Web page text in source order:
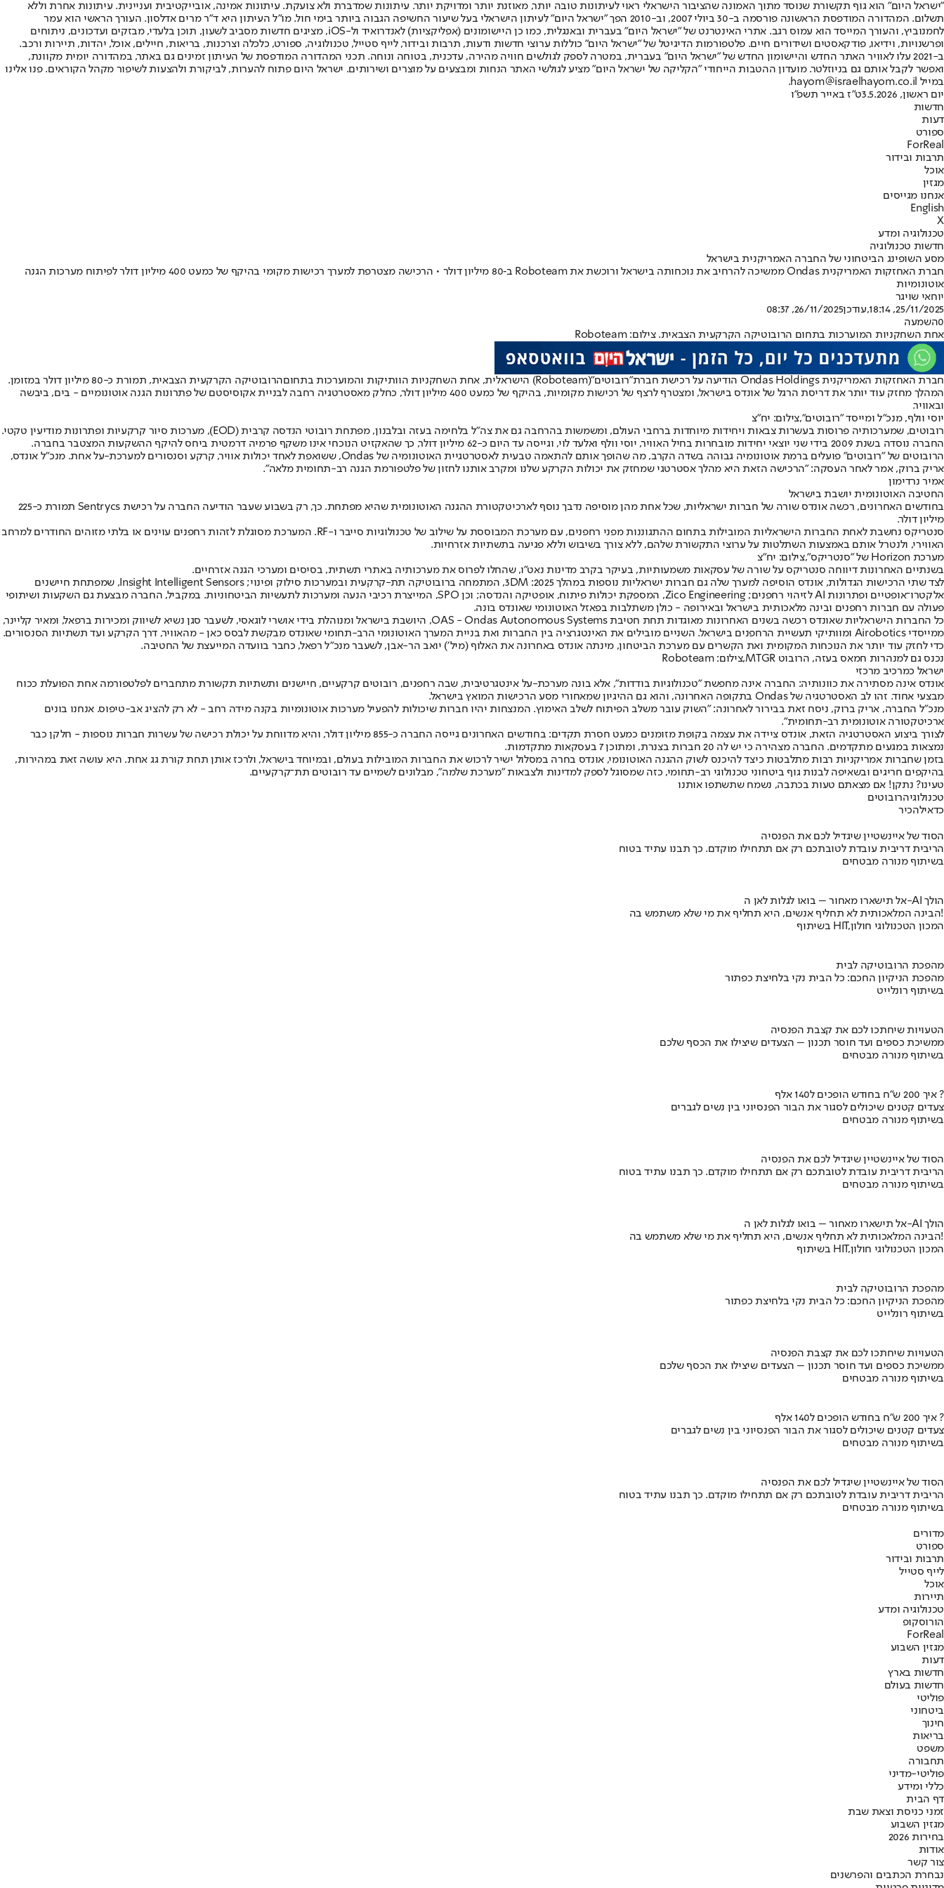
"ישראל היום" הוא גוף תקשורת שנוסד מתוך האמונה שהציבור הישראלי ראוי לעיתונות טובה יותר, מאוזנת יותר ומדויקת יותר. עיתונות שמדברת ולא צועקת. עיתונות אמינה, אובייקטיבית ועניינית. עיתונות אחרת וללא
תשלום. המהדורה המודפסת הראשונה פורסמה ב-30 ביולי 2007, וב-2010 הפך "ישראל היום" לעיתון הישראלי בעל שיעור החשיפה הגבוה ביותר בימי חול. מו"ל העיתון היא ד"ר מרים אדלסון. העורך הראשי הוא עמר
לחמנוביץ, והעורך המייסד הוא עמוס רגב. אתרי האינטרנט של "ישראל היום" בעברית ובאנגלית, כמו כן היישומונים (אפליקציות) לאנדרואיד ול-iOS, מציגים חדשות מסביב לשעון, תוכן בלעדי, מבזקים ועדכונים, ניתוחים
ופרשנויות, וידיאו, פודקאסטים ושידורים חיים. פלטפורמות הדיגיטל של "ישראל היום" כוללות ערוצי חדשות ודעות, תרבות ובידור, לייף סטייל, טכנולוגיה, ספורט, כלכלה וצרכנות, בריאות, חיילים, אוכל, יהדות, תיירות ורכב.
ב-2021 עלו לאוויר האתר החדש והיישומון החדש של "ישראל היום" בעברית, במטרה לספק לגולשים חוויה מהירה, עדכנית, בטוחה ונוחה. תכני המהדורה המודפסת של העיתון זמינים גם באתר, במהדורה יומית מקוונת,
ואפשר לקבל אותם גם בניוזלטר. מועדון ההטבות הייחודי "הקליקה של ישראל היום" מציע לגולשי האתר הנחות ומבצעים על מוצרים ושירותים. ישראל היום פתוח להערות, לביקורת ולהצעות לשיפור מקהל הקוראים. פנו אלינו
במייל hayom@israelhayom.co.il.
יום ראשון, 3.5.2026
ט"ז באייר תשפ"ו
חדשות
דעות
ספורט
ForReal
תרבות ובידור
אוכל
מגזין
אנחנו מגייסים
English
X
טכנולוגיה ומדע
חדשות טכנולוגיה
מסע השופינג הביטחוני של החברה האמריקנית בישראל
חברת האחזקות האמריקנית Ondas ממשיכה להרחיב את נוכחותה בישראל ורוכשת את Roboteam ב‑80 מיליון דולר • הרכישה מצטרפת למערך רכישות מקומי בהיקף של כמעט 400 מיליון דולר לפיתוח מערכות הגנה
אוטונומיות
יוחאי שויגר
25/11/2025, 18:14
,עודכן26/11/2025, 08:37
0השמעה
אחת השחקניות המוערכות בתחום הרובוטיקה הקרקעית הצבאית. צילום: Roboteam
חברת האחזקות האמריקנית Ondas Holdings הודיעה על רכישת חברת "רובוטים"(Roboteam) הישראלית, אחת השחקניות הוותיקות והמוערכות בתחום הרובוטיקה הקרקעית הצבאית, תמורת כ-80 מיליון דולר במזומן.
המהלך מחזק עוד יותר את דריסת הרגל של אונדס בישראל, ומצטרף לרצף של רכישות מקומיות, בהיקף של כמעט 400 מיליון דולר, כחלק מאסטרטגיה רחבה לבניית אקוסיסטם של פתרונות הגנה אוטונומיים - בים, ביבשה
ובאוויר.
יוסי וולף, מנכ"ל ומייסד "רובוטים",צילום: יח"צ
רובוטים, שמערכותיה פרוסות בעשרות צבאות ויחידות מיוחדות ברחבי העולם, ומשמשות בהרחבה גם את צה"ל בלחימה בעזה ובלבנון, מפתחת רובוטי הנדסה קרבית (EOD), מערכות סיור קרקעיות ופתרונות מודיעין טקטי.
החברה נוסדה בשנת 2009 בידי שני יוצאי יחידות מובחרות בחיל האוויר, יוסי וולף ואלעד לוי, וגייסה עד היום כ-62 מיליון דולר, כך שהאקזיט הנוכחי אינו משקף פרמיה דרמטית ביחס להיקף ההשקעות המצטבר בחברה.
הרובוטים של "רובוטים" פועלים ברמת אוטונומיה גבוהה בשדה הקרב, מה שהופך אותם להתאמה טבעית לאסטרטגיית האוטונומיה של Ondas, ששואפת לאחד יכולות אוויר, קרקע וסנסורים למערכת-על אחת. מנכ"ל אונדס,
אריק ברוק, אמר לאחר העסקה: "הרכישה הזאת היא מהלך אסטרטגי שמחזק את יכולות הקרקע שלנו ומקרב אותנו לחזון של פלטפורמת הגנה רב-תחומית מלאה".
אמיר נרדימון
החטיבה האוטונומית יושבת בישראל
בחודשים האחרונים, רכשה אונדס שורה של חברות ישראליות, שכל אחת מהן מוסיפה נדבך נוסף לארכיטקטורת ההגנה האוטונומית שהיא מפתחת. כך, רק בשבוע שעבר הודיעה החברה על רכישת Sentrycs תמורת כ-225
מיליון דולר.
סנטריקס נחשבת לאחת החברות הישראליות המובילות בתחום ההתגוננות מפני רחפנים, עם מערכת המבוססת על שילוב של טכנולוגיות סייבר ו-RF. המערכת מסוגלת לזהות רחפנים עוינים או בלתי מזוהים החודרים למרחב
האווירי, ולנטרל אותם באמצעות השתלטות על ערוצי התקשורת שלהם, ללא צורך בשיבוש וללא פגיעה בתשתיות אזרחיות.
מערכת Horizon של "סנטריקס",צילום: יח"צ
בשנתיים האחרונות דיווחה סנטריקס על שורה של עסקאות משמעותיות, בעיקר בקרב מדינות נאט״ו, שהחלו לפרוס את מערכותיה באתרי תשתית, בסיסים ומערכי הגנה אזרחיים.
לצד שתי הרכישות הגדולות, אונדס הוסיפה למערך שלה גם חברות ישראליות נוספות במהלך 2025: 3DM, המתמחה ברובוטיקה תת-קרקעית ובמערכות סילוק ופינוי; Insight Intelligent Sensors, שמפתחת חיישנים
אלקטרו־אופטיים ופתרונות AI לזיהוי רחפנים; Zico Engineering, המספקת יכולות פיתוח, אופטיקה והנדסה; וכן SPO, המייצרת רכיבי הנעה ומערכות לתעשיות הביטחוניות. במקביל, החברה מבצעת גם השקעות ושיתופי
פעולה עם חברות רחפנים ובינה מלאכותית בישראל ובאירופה - כולן משתלבות בפאזל האוטונומי שאונדס בונה.
כל החברות הישראליות שאונדס רכשה בשנים האחרונות מאוגדות תחת חטיבת OAS - Ondas Autonomous Systems, היושבת בישראל ומנוהלת בידי אושרי לוגאסי, לשעבר סגן נשיא לשיווק ומכירות ברפאל, ומאיר קליינר,
ממייסדי Airobotics ומוותיקי תעשיית הרחפנים בישראל. השניים מובילים את האינטגרציה בין החברות ואת בניית המערך האוטונומי הרב-תחומי שאונדס מבקשת לבסס כאן - מהאוויר, דרך הקרקע ועד תשתיות הסנסורים.
כדי לחזק עוד יותר את הנוכחות המקומית ואת הקשרים עם מערכת הביטחון, מינתה אונדס באחרונה את האלוף (מיל׳) יואב הר-אבן, לשעבר מנכ״ל רפאל, כחבר בוועדה המייעצת של החטיבה.
נכנס גם למנהרות חמאס בעזה, הרובוט MTGR,צילום: Roboteam
ישראל כמרכיב מרכזי
אונדס אינה מסתירה את כוונותיה: החברה אינה מחפשת "טכנולוגיות בודדות", אלא בונה מערכת-על אינטגרטיבית, שבה רחפנים, רובוטים קרקעיים, חיישנים ותשתיות תקשורת מתחברים לפלטפורמה אחת הפועלת ככוח
מבצעי אחוד. זהו לב האסטרטגיה של Ondas בתקופה האחרונה, והוא גם ההיגיון שמאחורי מסע הרכישות המואץ בישראל.
מנכ״ל החברה, אריק ברוק, ניסח זאת בבירור לאחרונה: "השוק עובר משלב הפיתוח לשלב האימוץ. המנצחות יהיו חברות שיכולות להפעיל מערכות אוטונומיות בקנה מידה רחב - לא רק להציג אב-טיפוס. אנחנו בונים
ארכיטקטורה אוטונומית רב-תחומית".
לצורך ביצוע האסטרטגיה הזאת, אונדס ציידה את עצמה בקופת מזומנים כמעט חסרת תקדים: בחודשים האחרונים גייסה החברה כ-855 מיליון דולר, והיא מדווחת על יכולת רכישה של עשרות חברות נוספות - חלקן כבר
נמצאות במגעים מתקדמים. החברה מצהירה כי יש לה 20 חברות בצנרת, ומתוכן 7 בעסקאות מתקדמות.
בזמן שחברות אמריקניות רבות מתלבטות כיצד להיכנס לשוק ההגנה האוטונומי, אונדס בחרה במסלול ישיר לרכוש את החברות המובילות בעולם, ובמיוחד בישראל, ולרכז אותן תחת קורת גג אחת. היא עושה זאת במהירות,
בהיקפים חריגים ובשאיפה לבנות גוף ביטחוני טכנולוגי רב-תחומי, כזה שמסוגל לספק למדינות ולצבאות "מערכת שלמה", מבלונים לשמיים עד רובוטים תת־קרקעיים.
טעינו? נתקן! אם מצאתם טעות בכתבה, נשמח שתשתפו אותנו
טכנולוגיהרובוטים
כדאילהכיר
הסוד של איינשטיין שיגדיל לכם את הפנסיה
הריבית דריבית עובדת לטובתכם רק אם תתחילו מוקדם. כך תבנו עתיד בטוח
בשיתוף מנורה מבטחים
אל תישארו מאחור – בואו לגלות לאן ה-AI הולך
הבינה המלאכותית לא תחליף אנשים, היא תחליף את מי שלא משתמש בה!
בשיתוף HIT,המכון הטכנולוגי חולון
מהפכת הרובוטיקה לבית
מהפכת הניקיון החכם: כל הבית נקי בלחיצת כפתור
בשיתוף רונלייט
הטעויות שיחתכו לכם את קצבת הפנסיה
ממשיכת כספים ועד חוסר תכנון – הצעדים שיצילו את הכסף שלכם
בשיתוף מנורה מבטחים
איך 200 ש"ח בחודש הופכים ל140 אלף ?
צעדים קטנים שיכולים לסגור את הבור הפנסיוני בין נשים לגברים
בשיתוף מנורה מבטחים
הסוד של איינשטיין שיגדיל לכם את הפנסיה
הריבית דריבית עובדת לטובתכם רק אם תתחילו מוקדם. כך תבנו עתיד בטוח
בשיתוף מנורה מבטחים
אל תישארו מאחור – בואו לגלות לאן ה-AI הולך
הבינה המלאכותית לא תחליף אנשים, היא תחליף את מי שלא משתמש בה!
בשיתוף HIT,המכון הטכנולוגי חולון
מהפכת הרובוטיקה לבית
מהפכת הניקיון החכם: כל הבית נקי בלחיצת כפתור
בשיתוף רונלייט
הטעויות שיחתכו לכם את קצבת הפנסיה
ממשיכת כספים ועד חוסר תכנון – הצעדים שיצילו את הכסף שלכם
בשיתוף מנורה מבטחים
איך 200 ש"ח בחודש הופכים ל140 אלף ?
צעדים קטנים שיכולים לסגור את הבור הפנסיוני בין נשים לגברים
בשיתוף מנורה מבטחים
הסוד של איינשטיין שיגדיל לכם את הפנסיה
הריבית דריבית עובדת לטובתכם רק אם תתחילו מוקדם. כך תבנו עתיד בטוח
בשיתוף מנורה מבטחים
מדורים
ספורט
תרבות ובידור
לייף סטייל
אוכל
תיירות
טכנולוגיה ומדע
הורוסקופ
ForReal
מגזין השבוע
דעות
חדשות בארץ
חדשות בעולם
פוליטי
ביטחוני
חינוך
בריאות
משפט
תחבורה
פוליטי-מדיני
כללי ומידע
דף הבית
זמני כניסת וצאת שבת
מגזין השבוע
בחירות 2026
אודות
צור קשר
נבחרת הכתבים והפרשנים